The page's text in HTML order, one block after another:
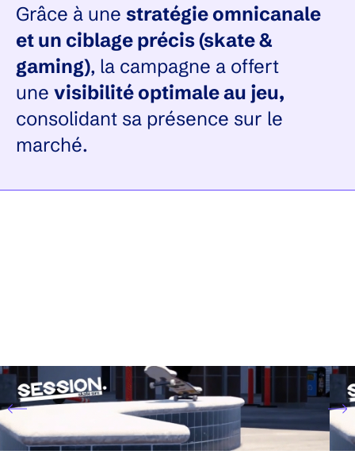
Grâce à une stratégie omnicanale
et un ciblage précis (skate &
gaming), la campagne a offert
une visibilité optimale au jeu,
consolidant sa présence sur le
marché.